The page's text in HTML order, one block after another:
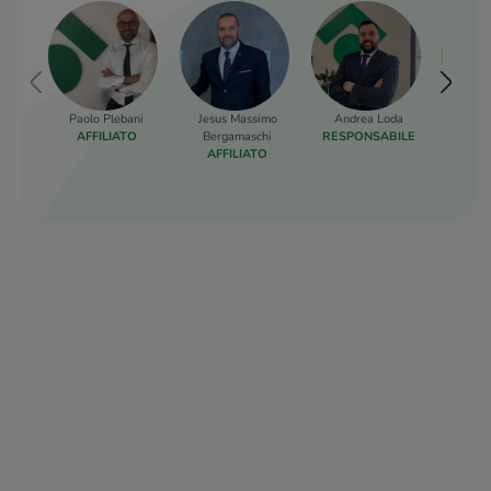
Paolo Plebani
AFFILIATO
Jesus Massimo
Bergamaschi
AFFILIATO
Andrea Loda
RESPONSABILE